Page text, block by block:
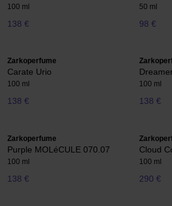
100 ml
138 €
50 ml
98 €
Zarkoperfume
Carate Urio
100 ml
138 €
100 ml
138 €
Zarkoperfume
Purple MOLéCULE 070.07
100 ml
138 €
Cloud
100 ml
290 €